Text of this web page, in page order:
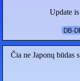
Update
DB-
Čia ne Japonų būdas